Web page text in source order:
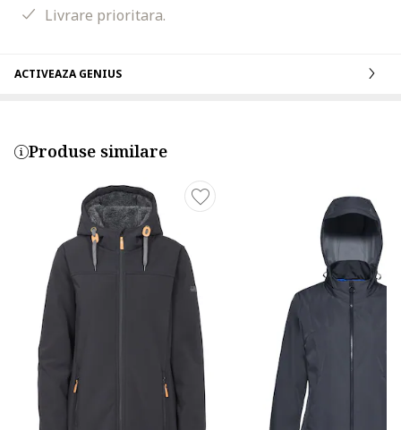
Livrare prioritara.
ACTIVEAZA GENIUS
Produse similare